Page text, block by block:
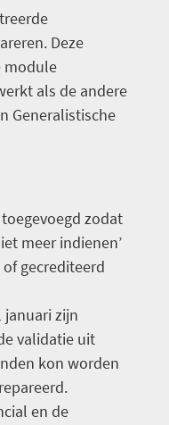
Deze
module
als de andere
Generalistische
toegevoegd zodat
meer indienen’
gecrediteerd
januari zijn
validatie uit
kon worden
en de